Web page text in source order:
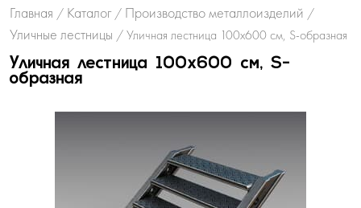
Главная / Каталог / Производство металлоизделий /
Уличные лестницы /Уличная лестница 100х600 см, S-образная
Уличная лестница 100х600 см, S-
образная